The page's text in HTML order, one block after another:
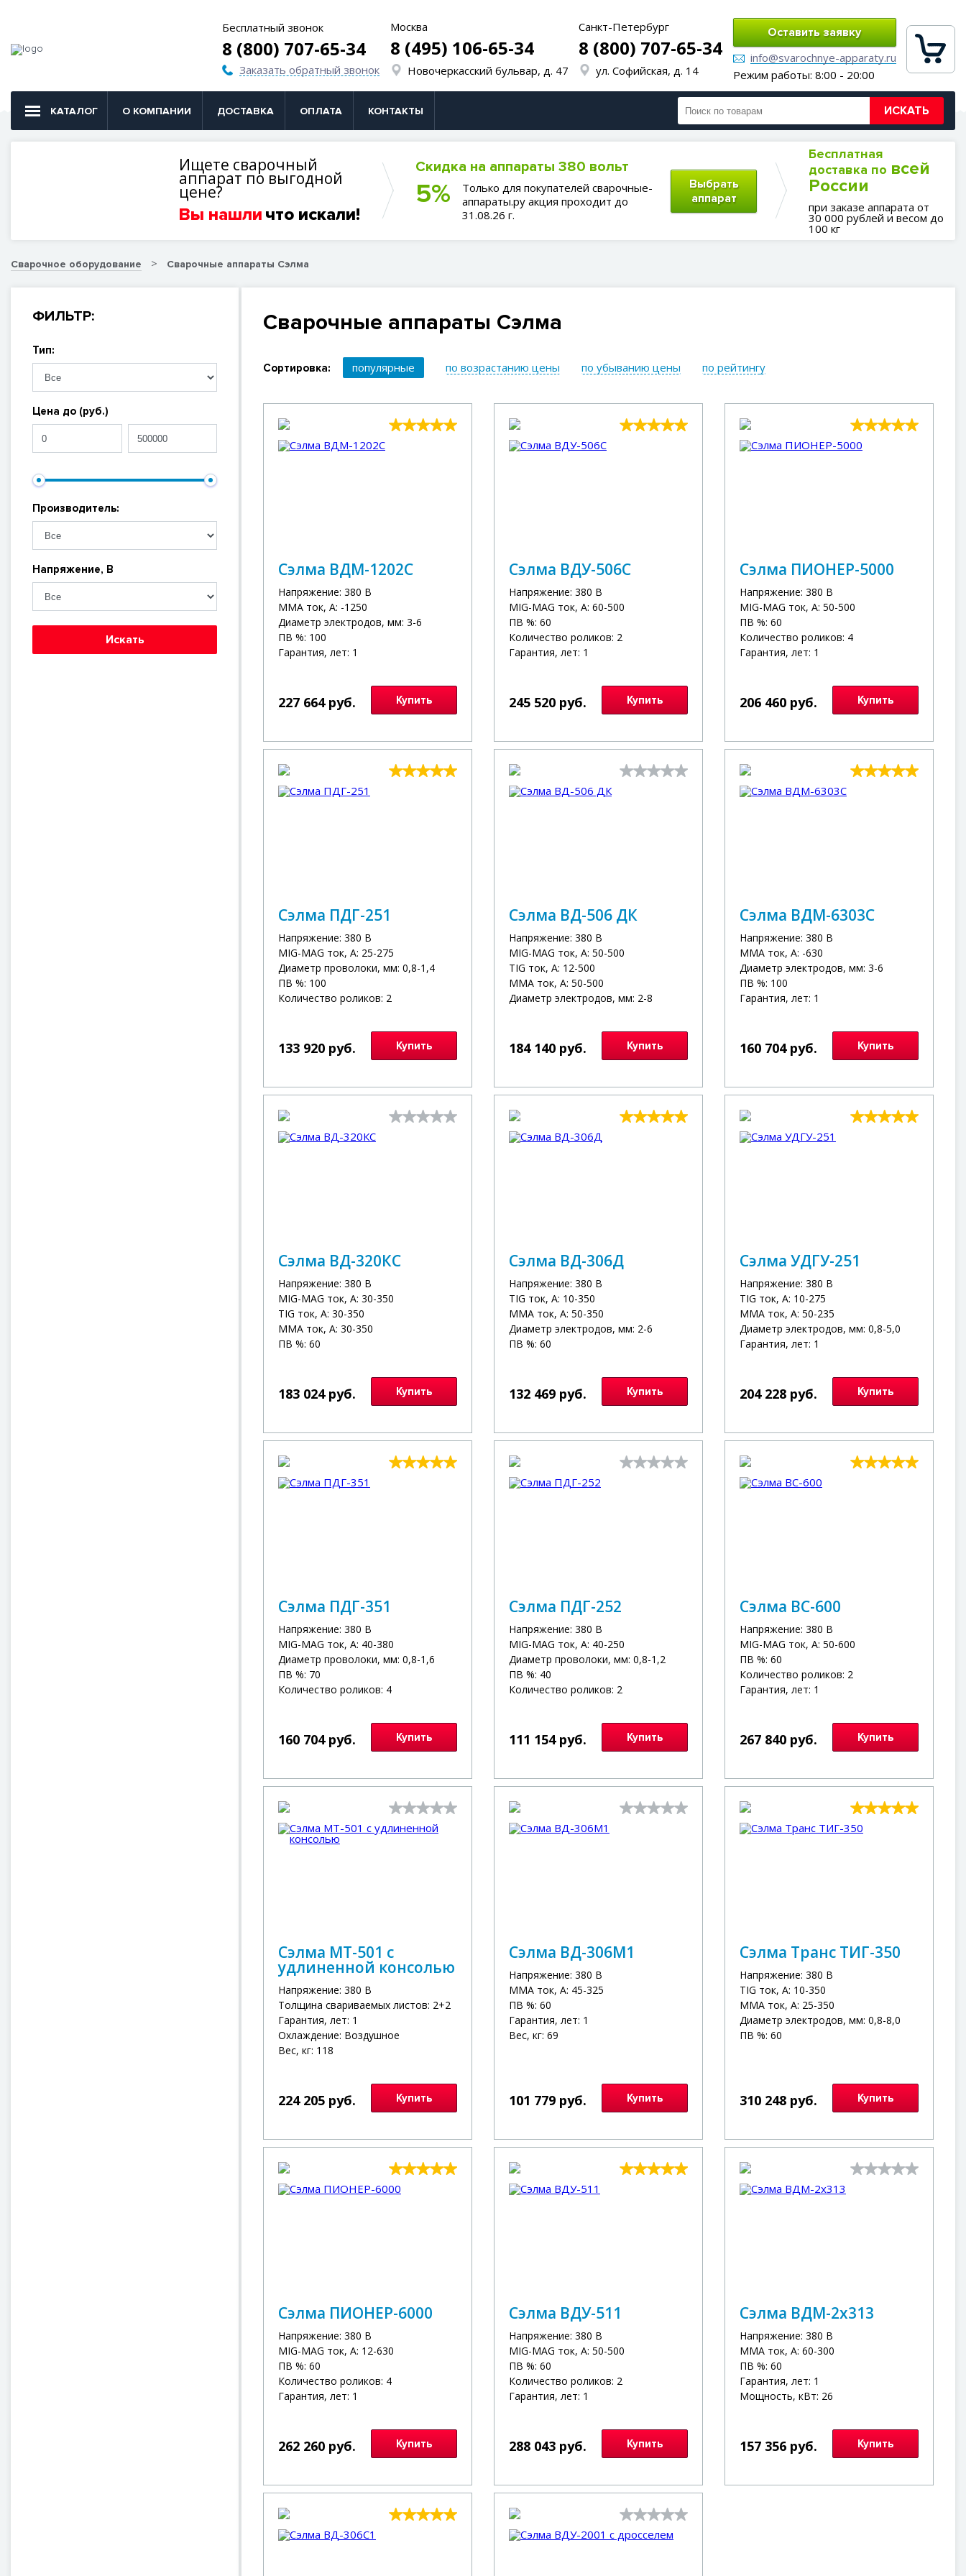
Бесплатный звонок
8 (800) 707-65-34
Заказать обратный звонок
Москва
8 (495) 106-65-34
Новочеркасский бульвар, д. 47
Санкт-Петербург
8 (800) 707-65-34
ул. Софийская, д. 14
Оставить заявку
info@svarochnye-apparaty.ru
Режим работы: 8:00 - 20:00
КАТАЛОГ О КОМПАНИИ ДОСТАВКА ОПЛАТА КОНТАКТЫ ИСКАТЬ
Ищете сварочный
аппарат по выгодной
цене?
Вы нашли что искали!
Скидка на аппараты 380 вольт
5%
Только для покупателей сварочные-
аппараты.ру акция проходит до
31.08.26 г.
Выбрать
аппарат
Бесплатная
доставка по всей
России
при заказе аппарата от
30 000 рублей и весом до
100 кг
Сварочное оборудование Сварочные аппараты Сэлма
ФИЛЬТР:
Тип:
Цена до (руб.)
Производитель:
Напряжение, В
Искать
Сварочные аппараты Сэлма
Сортировка: популярные по возрастанию цены по убыванию цены по рейтингу
Сэлма ВДМ-1202С
Напряжение: 380 В
MMA ток, А: -1250
Диаметр электродов, мм: 3-6
ПВ %: 100
Гарантия, лет: 1
227 664 руб. Купить
Сэлма ВДУ-506С
Напряжение: 380 В
MIG-MAG ток, А: 60-500
ПВ %: 60
Количество роликов: 2
Гарантия, лет: 1
245 520 руб. Купить
Сэлма ПИОНЕР-5000
Напряжение: 380 В
MIG-MAG ток, А: 50-500
ПВ %: 60
Количество роликов: 4
Гарантия, лет: 1
206 460 руб. Купить
Сэлма ПДГ-251
Напряжение: 380 В
MIG-MAG ток, А: 25-275
Диаметр проволоки, мм: 0,8-1,4
ПВ %: 100
Количество роликов: 2
133 920 руб. Купить
Сэлма ВД-506 ДК
Напряжение: 380 В
MIG-MAG ток, А: 50-500
TIG ток, А: 12-500
MMA ток, А: 50-500
Диаметр электродов, мм: 2-8
184 140 руб. Купить
Сэлма ВДМ-6303С
Напряжение: 380 В
MMA ток, А: -630
Диаметр электродов, мм: 3-6
ПВ %: 100
Гарантия, лет: 1
160 704 руб. Купить
Сэлма ВД-320КС
Напряжение: 380 В
MIG-MAG ток, А: 30-350
TIG ток, А: 30-350
MMA ток, А: 30-350
ПВ %: 60
183 024 руб. Купить
Сэлма ВД-306Д
Напряжение: 380 В
TIG ток, А: 10-350
MMA ток, А: 50-350
Диаметр электродов, мм: 2-6
ПВ %: 60
132 469 руб. Купить
Сэлма УДГУ-251
Напряжение: 380 В
TIG ток, А: 10-275
MMA ток, А: 50-235
Диаметр электродов, мм: 0,8-5,0
Гарантия, лет: 1
204 228 руб. Купить
Сэлма ПДГ-351
Напряжение: 380 В
MIG-MAG ток, А: 40-380
Диаметр проволоки, мм: 0,8-1,6
ПВ %: 70
Количество роликов: 4
160 704 руб. Купить
Сэлма ПДГ-252
Напряжение: 380 В
MIG-MAG ток, А: 40-250
Диаметр проволоки, мм: 0,8-1,2
ПВ %: 40
Количество роликов: 2
111 154 руб. Купить
Сэлма ВС-600
Напряжение: 380 В
MIG-MAG ток, А: 50-600
ПВ %: 60
Количество роликов: 2
Гарантия, лет: 1
267 840 руб. Купить
Сэлма МТ-501 с
удлиненной консолью
Напряжение: 380 В
Толщина свариваемых листов: 2+2
Гарантия, лет: 1
Охлаждение: Воздушное
Вес, кг: 118
224 205 руб. Купить
Сэлма ВД-306М1
Напряжение: 380 В
MMA ток, А: 45-325
ПВ %: 60
Гарантия, лет: 1
Вес, кг: 69
101 779 руб. Купить
Сэлма Транс ТИГ-350
Напряжение: 380 В
TIG ток, А: 10-350
MMA ток, А: 25-350
Диаметр электродов, мм: 0,8-8,0
ПВ %: 60
310 248 руб. Купить
Сэлма ПИОНЕР-6000
Напряжение: 380 В
MIG-MAG ток, А: 12-630
ПВ %: 60
Количество роликов: 4
Гарантия, лет: 1
262 260 руб. Купить
Сэлма ВДУ-511
Напряжение: 380 В
MIG-MAG ток, А: 50-500
ПВ %: 60
Количество роликов: 2
Гарантия, лет: 1
288 043 руб. Купить
Сэлма ВДМ-2х313
Напряжение: 380 В
MMA ток, А: 60-300
ПВ %: 60
Гарантия, лет: 1
Мощность, кВт: 26
157 356 руб. Купить